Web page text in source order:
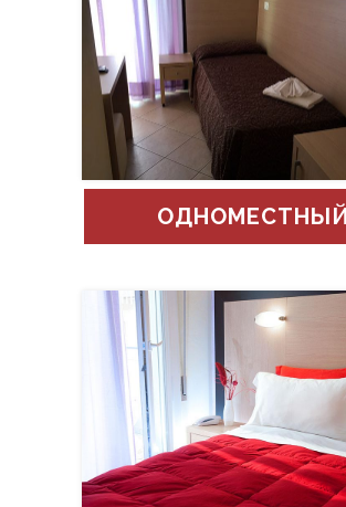
ОДНОМЕСТНЫЙ